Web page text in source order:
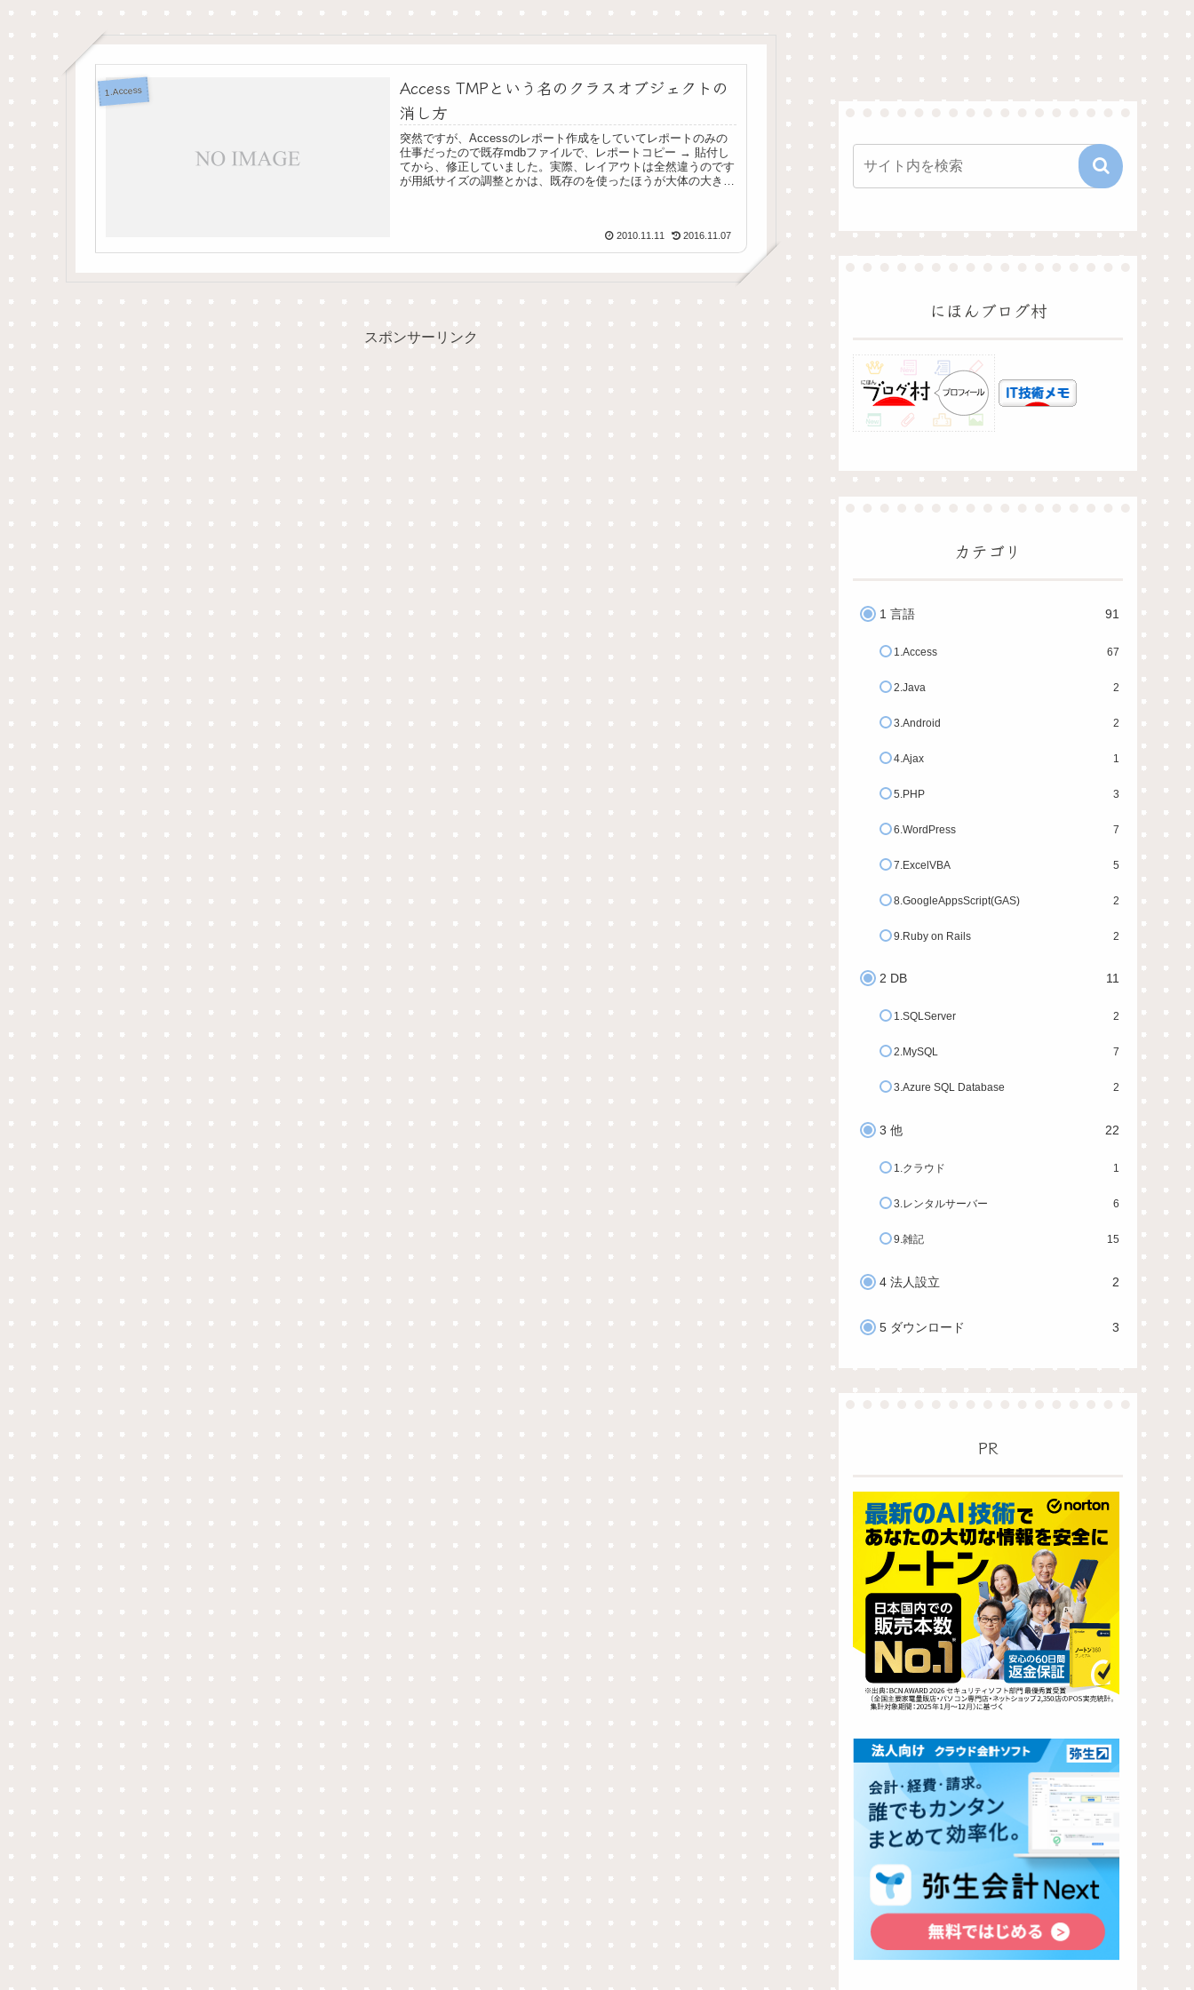
1.Access
Access TMPという名のクラスオブジェクトの
消し方
突然ですが、Accessのレポート作成をしていてレポートのみの
仕事だったので既存mdbファイルで、レポートコピー → 貼付し
てから、修正していました。実際、レイアウトは全然違うのです
が用紙サイズの調整とかは、既存のを使ったほうが大体の大き
2010.11.11 2016.11.07
スポンサーリンク
にほんブログ村
カテゴリ
1 言語 91
1.Access 67
2.Java 2
3.Android 2
4.Ajax 1
5.PHP 3
6.WordPress 7
7.ExcelVBA 5
8.GoogleAppsScript(GAS) 2
9.Ruby on Rails 2
2 DB 11
1.SQLServer 2
2.MySQL 7
3.Azure SQL Database 2
3 他 22
1.クラウド 1
3.レンタルサーバー 6
9.雑記 15
4 法人設立 2
5 ダウンロード 3
PR